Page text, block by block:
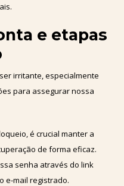
e etapas
irritante, especialmente
para assegurar nossa
é crucial manter a
de forma eficaz.
senha através do link
e-mail registrado.